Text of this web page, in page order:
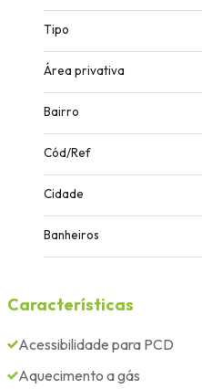
Tipo
Área privativa
Bairro
Cód/Ref
Cidade
Banheiros
Características
Acessibilidade para PCD
Aquecimento a gás